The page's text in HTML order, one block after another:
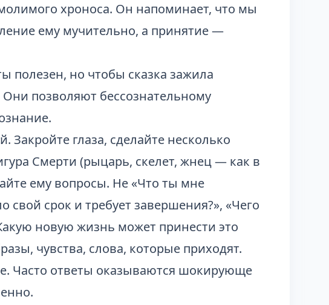
хроноса. Он напоминает, что мы
ему мучительно, а принятие —
полезен, но чтобы сказка зажила
позволяют бессознательному
Закройте глаза, сделайте несколько
Смерти (рыцарь, скелет, жнец — как в
ему вопросы. Не «Что ты мне
срок и требует завершения?», «Чего
новую жизнь может принести это
чувства, слова, которые приходят.
Часто ответы оказываются шокирующе